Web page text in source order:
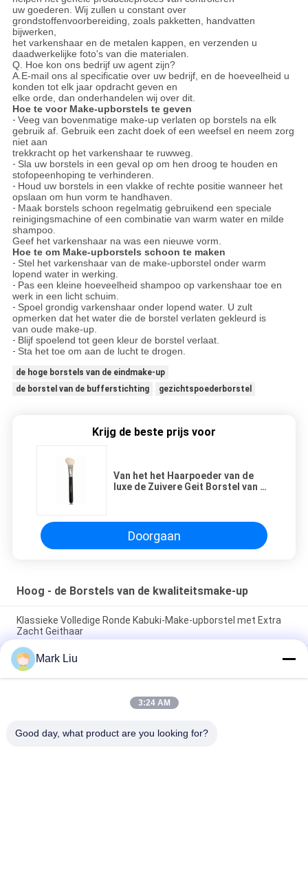
uw goederen. Wij zullen u constant over
grondstoffenvoorbereiding, zoals pakketten, handvatten
bijwerken,
het varkenshaar en de metalen kappen, en verzenden u
daadwerkelijke foto's van die materialen.
Q. Hoe kon ons bedrijf uw agent zijn?
A.E-mail ons al specificatie over uw bedrijf, en de hoeveelheid u
konden tot elk jaar opdracht geven en
elke orde, dan onderhandelen wij over dit.
Hoe te voor Make-upborstels te geven
- Veeg van bovenmatige make-up verlaten op borstels na elk
gebruik af. Gebruik een zacht doek of een weefsel en neem zorg
niet aan
trekkracht op het varkenshaar te ruwweg.
- Sla uw borstels in een geval op om hen droog te houden en
stofopeenhoping te verhinderen.
- Houd uw borstels in een vlakke of rechte positie wanneer het
opslaan om hun vorm te handhaven.
- Maak borstels schoon regelmatig gebruikend een speciale
reinigingsmachine of een combinatie van warm water en milde
shampoo.
Geef het varkenshaar na was een nieuwe vorm.
Hoe te om Make-upborstels schoon te maken
- Stel het varkenshaar van de make-upborstel onder warm
lopend water in werking.
- Pas een kleine hoeveelheid shampoo op varkenshaar toe en
werk in een licht schuim.
- Spoel grondig varkenshaar onder lopend water. U zult
opmerken dat het water die de borstel verlaten gekleurd is
van oude make-up.
- Blijf spoelend tot geen kleur de borstel verlaat.
- Sta het toe om aan de lucht te drogen.
de hoge borstels van de eindmake-up
de borstel van de bufferstichting
gezichtspoederborstel
Krijg de beste prijs voor
Van het het Haarpoeder van de
luxe de Zuivere Geit Borstel van de
Doorgaan
Hoog - de Borstels van de kwaliteitsmake-up
Klassieke Volledige Ronde Kabuki-Make-upborstel met Extra
Zacht Geithaar
Van de de Ventilatorgeit van de Voniraschoonheid de Grote
Borstel van de het Haarmake-up/Houten de Make-upborstels
van het Handvat Hoge Beëindigen
De ultra Zachte Borstel van de de Wangmake-up van het
Mark Liu
3:24 AM
Good day, what product are you looking for?